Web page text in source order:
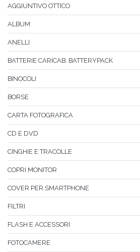
AGGIUNTIVO OTTICO
ALBUM
ANELLI
BATTERIE CARICAB. BATTERYPACK
BINOCOLI
BORSE
CARTA FOTOGRAFICA
CD E DVD
CINGHIE E TRACOLLE
COPRI MONITOR
COVER PER SMARTPHONE
FILTRI
FLASH E ACCESSORI
FOTOCAMERE